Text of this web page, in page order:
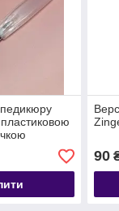
90